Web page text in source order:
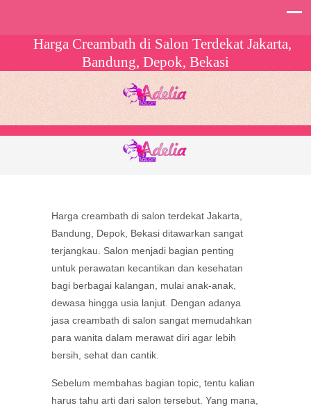
Harga Creambath di Salon Terdekat Jakarta,
Bandung, Depok, Bekasi
Harga creambath di salon terdekat Jakarta,
Bandung, Depok, Bekasi ditawarkan sangat
terjangkau. Salon menjadi bagian penting
untuk perawatan kecantikan dan kesehatan
bagi berbagai kalangan, mulai anak-anak,
dewasa hingga usia lanjut. Dengan adanya
jasa creambath di salon sangat memudahkan
para wanita dalam merawat diri agar lebih
bersih, sehat dan cantik.
Sebelum membahas bagian topic, tentu kalian
harus tahu arti dari salon tersebut. Yang mana,